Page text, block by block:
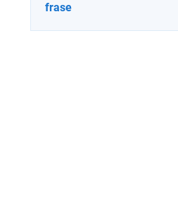
frase